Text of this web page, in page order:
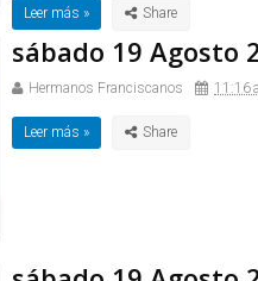
Leer más »
sábado 19 Agosto
Hermanos Franciscanos 11:16
Leer más »